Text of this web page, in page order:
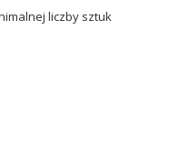
liczby sztuk